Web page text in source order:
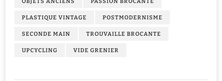
PLASTIQUE VINTAGE POSTMODERNISME
SECONDE MAIN TROUVAILLE BROCANTE
UPCYCLING VIDE GRENIER